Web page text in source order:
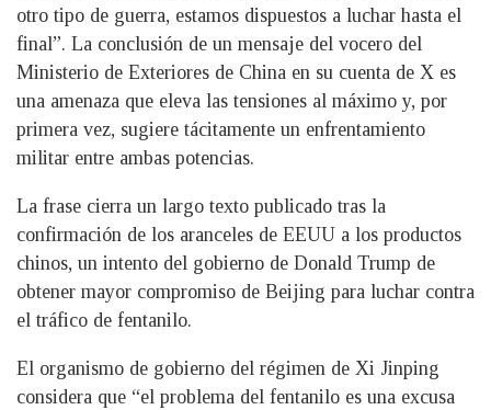
otro tipo de guerra, estamos dispuestos a luchar hasta el
final”. La conclusión de un mensaje del vocero del
Ministerio de Exteriores de China en su cuenta de X es
una amenaza que eleva las tensiones al máximo y, por
primera vez, sugiere tácitamente un enfrentamiento
militar entre ambas potencias.
La frase cierra un largo texto publicado tras la
confirmación de los aranceles de EEUU a los productos
chinos, un intento del gobierno de Donald Trump de
obtener mayor compromiso de Beijing para luchar contra
el tráfico de fentanilo.
El organismo de gobierno del régimen de Xi Jinping
considera que “el problema del fentanilo es una excusa